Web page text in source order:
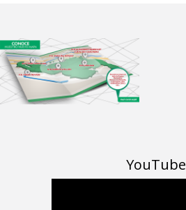
YouTube